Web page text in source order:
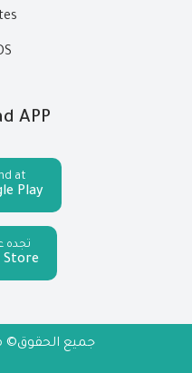
APP
at
Play
تجده
Store
جميع